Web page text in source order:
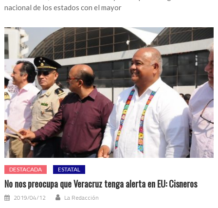
nacional de los estados con el mayor
DESTACADA ESTATAL
No nos preocupa que Veracruz tenga alerta en EU: Cisneros
2019/04/12 La Redacción